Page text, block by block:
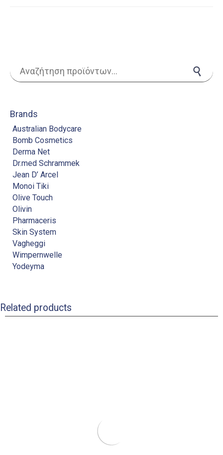
Brands
Australian Bodycare
Bomb Cosmetics
Derma Net
Dr.med Schrammek
Jean D’ Arcel
Monoi Tiki
Olive Touch
Olivin
Pharmaceris
Skin System
Vagheggi
Wimpernwelle
Yodeyma
Related products